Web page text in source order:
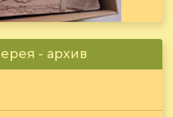
- архив